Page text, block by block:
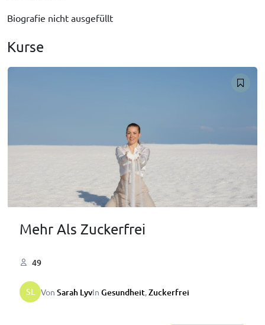
Biografie nicht ausgefüllt
Kurse
Mehr Als Zuckerfrei
49
SL Von Sarah LyvIn Gesundheit,Zuckerfrei